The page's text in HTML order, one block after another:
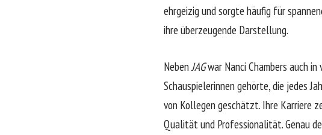
ehrgeizig und sorgte häufig für
ihre überzeugende Darstellung.
NebenJAGwar Nanci Chambers auch in
Schauspielerinnen gehörte, die jedes
von Kollegen geschätzt. Ihre Karriere
Qualität und Professionalität. Genau